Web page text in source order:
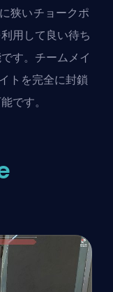
狭いチョークポ
用して良い待ち
す。チームメイ
トを完全に封鎖
です。